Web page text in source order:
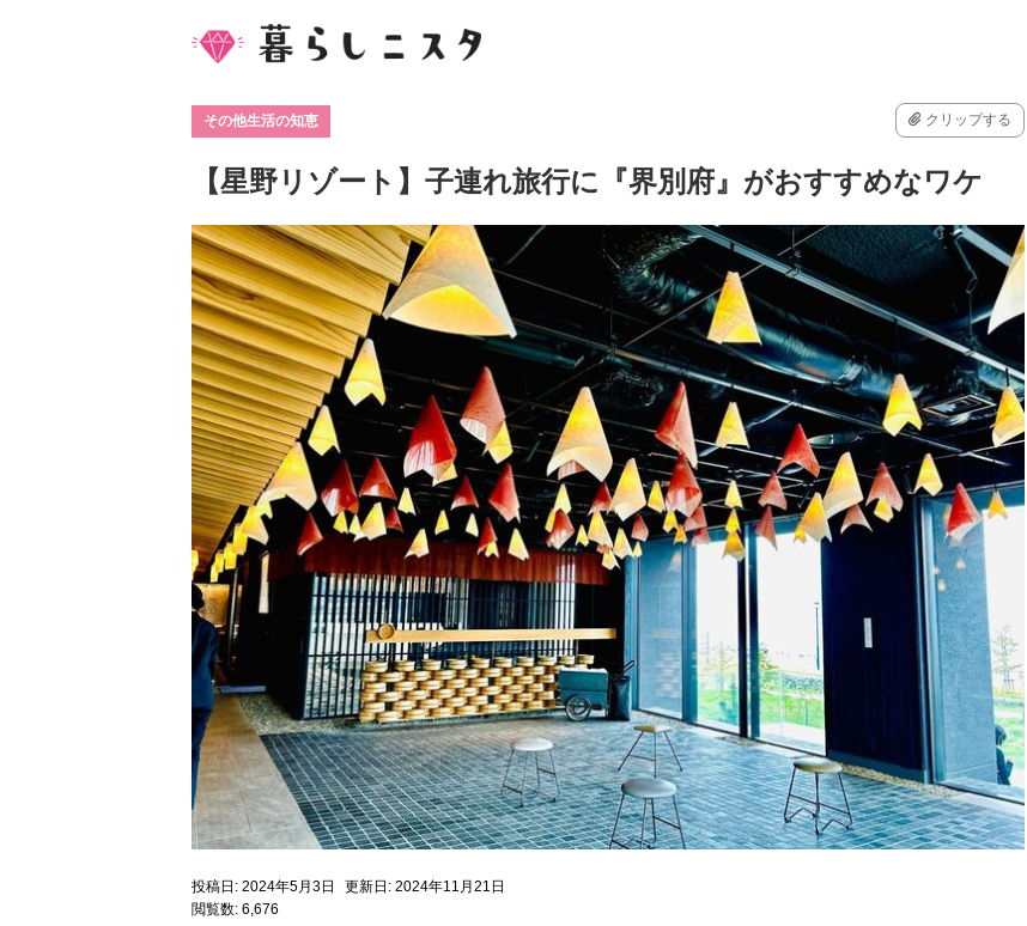
その他生活の知恵 クリップする
【星野リゾート】子連れ旅行に『界別府』がおすすめなワケ
投稿日: 2024年5月3日
更新日: 2024年11月21日
閲覧数: 6,676